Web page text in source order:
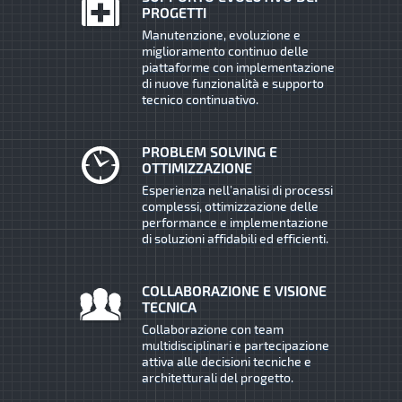
PROGETTI
Manutenzione, evoluzione e
miglioramento continuo delle
piattaforme con implementazione
di nuove funzionalità e supporto
tecnico continuativo.
PROBLEM SOLVING E
OTTIMIZZAZIONE
Esperienza nell’analisi di processi
complessi, ottimizzazione delle
performance e implementazione
di soluzioni affidabili ed efficienti.
COLLABORAZIONE E VISIONE
TECNICA
Collaborazione con team
multidisciplinari e partecipazione
attiva alle decisioni tecniche e
architetturali del progetto.